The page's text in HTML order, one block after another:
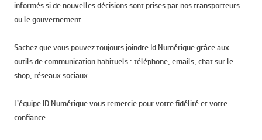
informés si de nouvelles décisions sont prises par nos transporteurs
ou le gouvernement.
Sachez que vous pouvez toujours joindre Id Numérique grâce aux
outils de communication habituels : téléphone, emails, chat sur le
shop, réseaux sociaux.
L’équipe ID Numérique vous remercie pour votre fidélité et votre
confiance.